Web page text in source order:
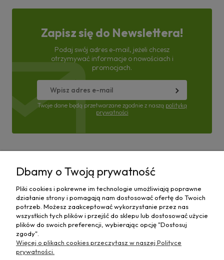
Zapisz się do Newslettera!
Podaj swój adres e-mail, jeżeli chcesz
otrzymywać informacje o nowościach i
promocjach.
Twoje dane będą przetwarzane zgodnie z naszą polityką
prywatności
Moje konto
Płatności i dostawa
Informacje
O nas
Dbamy o Twoją prywatność
Pliki cookies i pokrewne im technologie umożliwiają poprawne
działanie strony i pomagają nam dostosować ofertę do Twoich
potrzeb. Możesz zaakceptować wykorzystanie przez nas
wszystkich tych plików i przejść do sklepu lub dostosować użycie
plików do swoich preferencji, wybierając opcję "Dostosuj
zgody".
Więcej o plikach cookies przeczytasz w naszej Polityce
prywatności.